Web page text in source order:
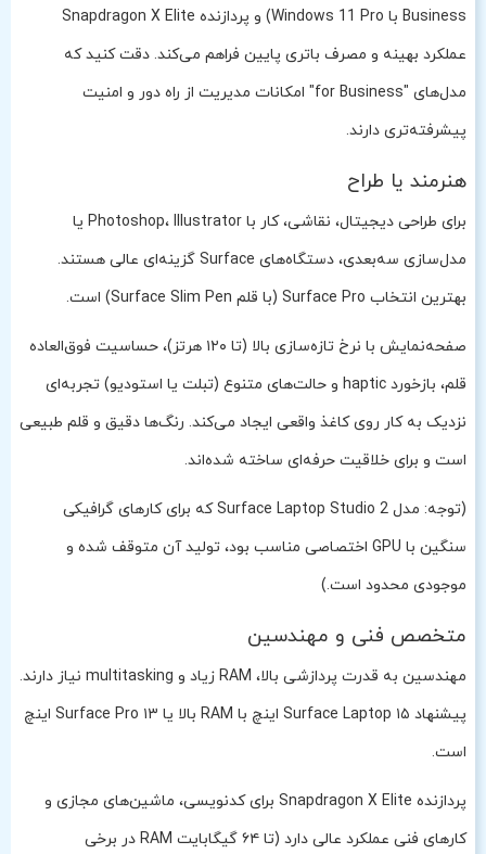
Business با Windows 11 Pro) و پردازنده Snapdragon X Elite
عملکرد بهینه و مصرف باتری پایین فراهم می‌کند. دقت کنید که
مدل‌های "for Business" امکانات مدیریت از راه دور و امنیت
پیشرفته‌تری دارند.
هنرمند یا طراح
برای طراحی دیجیتال، نقاشی، کار با Photoshop، Illustrator یا
مدل‌سازی سه‌بعدی، دستگاه‌های Surface گزینه‌ای عالی هستند.
بهترین انتخاب Surface Pro (با قلم Surface Slim Pen) است.
صفحه‌نمایش با نرخ تازه‌سازی بالا (تا ۱۲۰ هرتز)، حساسیت فوق‌العاده
قلم، بازخورد haptic و حالت‌های متنوع (تبلت یا استودیو) تجربه‌ای
نزدیک به کار روی کاغذ واقعی ایجاد می‌کند. رنگ‌ها دقیق و قلم طبیعی
است و برای خلاقیت حرفه‌ای ساخته شده‌اند.
(توجه: مدل Surface Laptop Studio 2 که برای کارهای گرافیکی
سنگین با GPU اختصاصی مناسب بود، تولید آن متوقف شده و
موجودی محدود است.)
متخصص فنی و مهندسین
مهندسین به قدرت پردازشی بالا، RAM زیاد و multitasking نیاز دارند.
پیشنهاد Surface Laptop ۱۵ اینچ با RAM بالا یا Surface Pro ۱۳ اینچ
است.
پردازنده Snapdragon X Elite برای کدنویسی، ماشین‌های مجازی و
کارهای فنی عملکرد عالی دارد (تا ۶۴ گیگابایت RAM در برخی